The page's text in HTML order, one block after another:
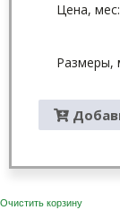
Цена,
Размеры,
Очистить корзину